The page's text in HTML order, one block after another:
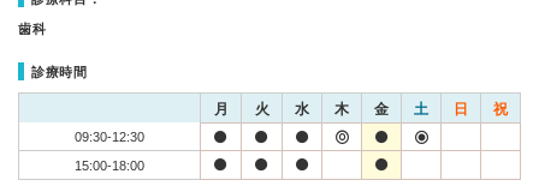
歯科
診療時間
月 火 水 木 金 土 日 祝
09:30-12:30
15:00-18:00